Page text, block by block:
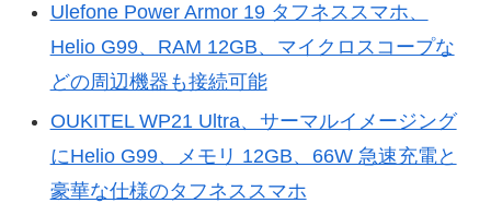
Ulefone Power Armor 19 タフネススマホ、
Helio G99、RAM 12GB、マイクロスコープな
どの周辺機器も接続可能
OUKITEL WP21 Ultra、サーマルイメージング
にHelio G99、メモリ 12GB、66W 急速充電と
豪華な仕様のタフネススマホ